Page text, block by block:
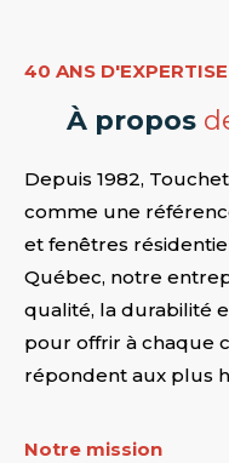
40 ANS
À propos
Depuis 1982,
comme une
et fenêtres
Québec, notre
qualité, la durabilité
pour offrir à chaque
répondent aux plus
Notre mission